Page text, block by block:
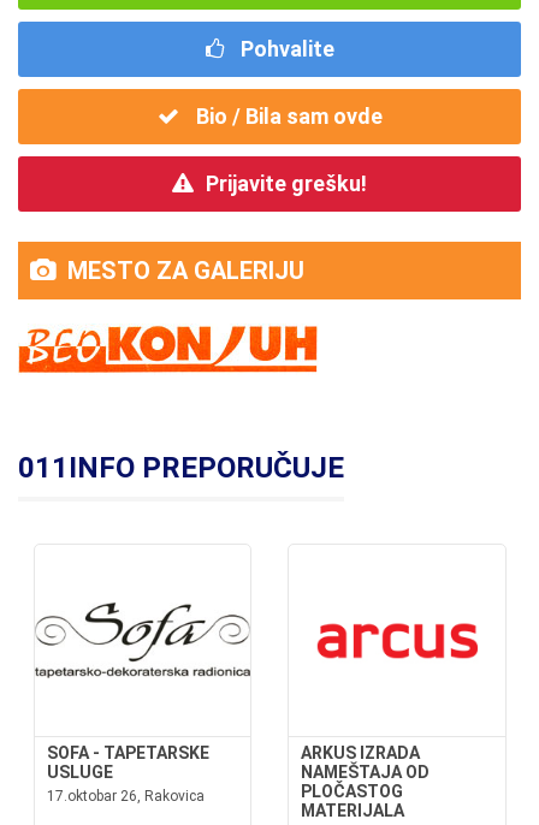
Pohvalite
Bio / Bila sam ovde
Prijavite grešku!
MESTO ZA GALERIJU
011INFO PREPORUČUJE
SOFA - TAPETARSKE
USLUGE
17.oktobar 26, Rakovica
ARKUS IZRADA
NAMEŠTAJA OD
PLOČASTOG
MATERIJALA